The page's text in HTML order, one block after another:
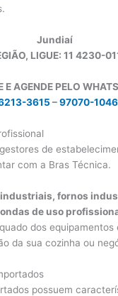
Jundiaí
LIGUE: 11 4230-
E AGENDE PELO
3615 –97070-1046
de
com a Bras Técnica.
fornos
de uso
dos equipamentos
da sua cozinha ou
possuem